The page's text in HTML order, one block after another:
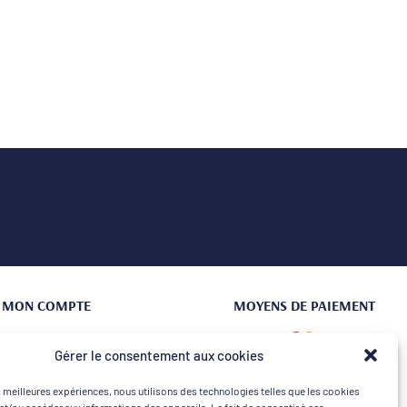
Gérer le consentement aux cookies
expériences, nous utilisons des technologies telles que les cookies
MON COMPTE MOYENS DE PAIEMENT